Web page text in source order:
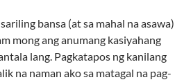
bansa (at sa mahal na asawa)
mong ang anumang kasiyahang
lang. Pagkatapos ng kanilang
na naman ako sa matagal na pag-